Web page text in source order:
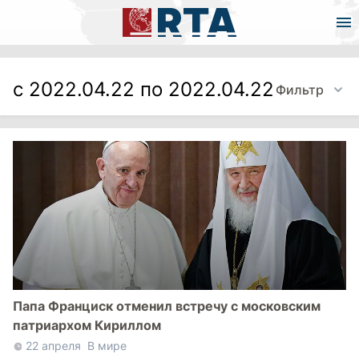
с 2022.04.22 по 2022.04.22 Фильтр
Папа Франциск отменил встречу с московским
патриархом Кириллом
22 апреля В мире